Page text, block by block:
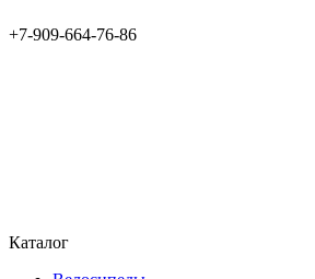
+7-909-664-76-86
Каталог